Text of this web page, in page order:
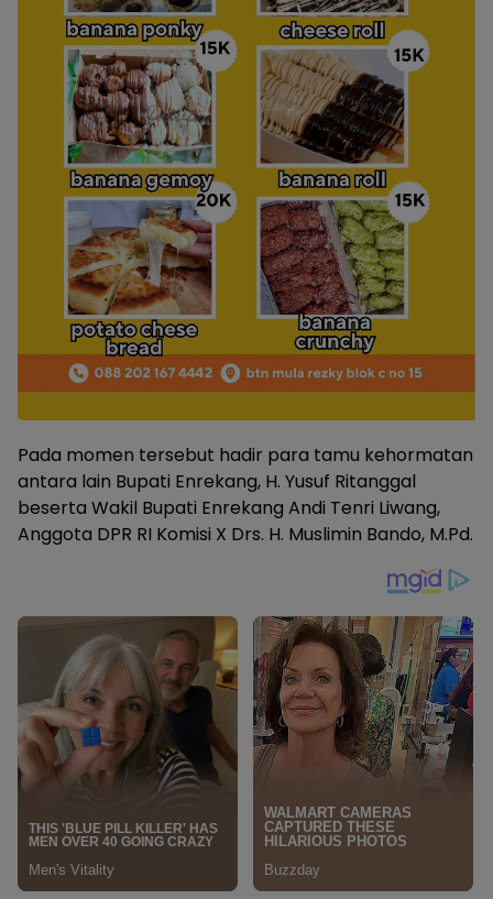
Pada momen tersebut hadir para tamu kehormatan
antara lain Bupati Enrekang, H. Yusuf Ritanggal
beserta Wakil Bupati Enrekang Andi Tenri Liwang,
Anggota DPR RI Komisi X Drs. H. Muslimin Bando, M.Pd.